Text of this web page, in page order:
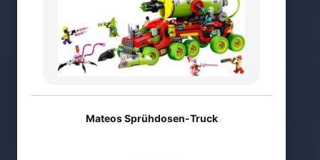
Mateos Sprühdosen-Truck